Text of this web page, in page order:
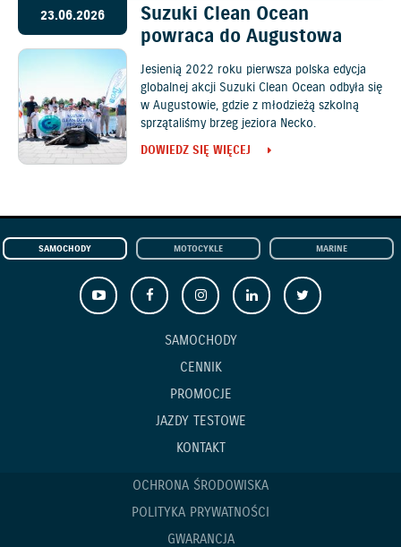
23.06.2026
Suzuki Clean Ocean
powraca do Augustowa
Jesienią 2022 roku pierwsza polska edycja
globalnej akcji Suzuki Clean Ocean odbyła się
w Augustowie, gdzie z młodzieżą szkolną
sprzątaliśmy brzeg jeziora Necko.
DOWIEDZ SIĘ WIĘCEJ
SAMOCHODY MOTOCYKLE MARINE
SAMOCHODY
CENNIK
PROMOCJE
JAZDY TESTOWE
KONTAKT
OCHRONA ŚRODOWISKA
POLITYKA PRYWATNOŚCI
GWARANCJA